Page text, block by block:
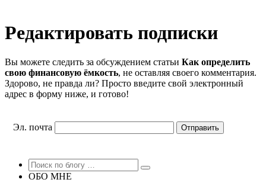
Редактировать подписки
Вы можете следить за обсуждением статьи Как определить
свою финансовую ёмкость, не оставляя своего комментария.
Здорово, не правда ли? Просто введите свой электронный
адрес в форму ниже, и готово!
Эл. почта
ОБО МНЕ